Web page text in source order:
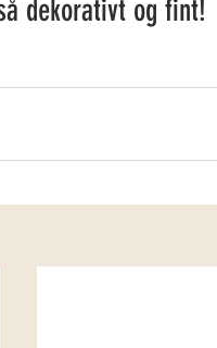
dekorativt og fint!